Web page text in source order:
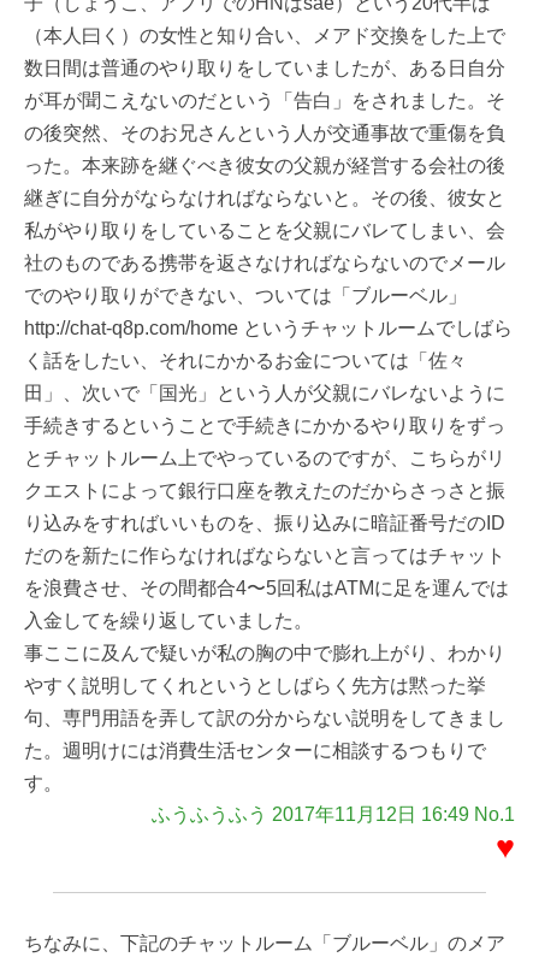
（本人曰く）の女性と知り合い、メアド交換をした上で
数日間は普通のやり取りをしていましたが、ある日自分
が耳が聞こえないのだという「告白」をされました。そ
の後突然、そのお兄さんという人が交通事故で重傷を負
った。本来跡を継ぐべき彼女の父親が経営する会社の後
継ぎに自分がならなければならないと。その後、彼女と
私がやり取りをしていることを父親にバレてしまい、会
社のものである携帯を返さなければならないのでメール
でのやり取りができない、ついては「ブルーベル」
http://chat-q8p.com/home というチャットルームでしばら
く話をしたい、それにかかるお金については「佐々
田」、次いで「国光」という人が父親にバレないように
手続きするということで手続きにかかるやり取りをずっ
とチャットルーム上でやっているのですが、こちらがリ
クエストによって銀行口座を教えたのだからさっさと振
り込みをすればいいものを、振り込みに暗証番号だのID
だのを新たに作らなければならないと言ってはチャット
を浪費させ、その間都合4〜5回私はATMに足を運んでは
入金してを繰り返していました。
事ここに及んで疑いが私の胸の中で膨れ上がり、わかり
やすく説明してくれというとしばらく先方は黙った挙
句、専門用語を弄して訳の分からない説明をしてきまし
た。週明けには消費生活センターに相談するつもりで
す。
ふうふうふう 2017年11月12日 16:49 No.1
♥
ちなみに、下記のチャットルーム「ブルーベル」のメア